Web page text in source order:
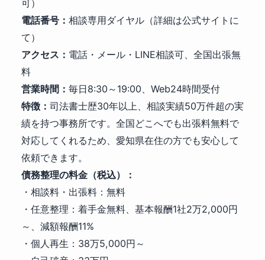
可）
電話番号： 相談専用ダイヤル（詳細は公式サイトに
て）
アクセス： 電話・メール・LINE相談可、全国出張無
料
営業時間： 毎日8:30～19:00、Web24時間受付
特徴： 司法書士歴30年以上、相談実績50万件超の実
績を持つ事務所です。全国どこへでも出張料無料で
対応してくれるため、愛知県在住の方でも安心して
依頼できます。
債務整理の料金（税込）：
・相談料・出張料：無料
・任意整理：着手金無料、基本報酬1社2万2,000円
～、減額報酬11%
・個人再生：38万5,000円～